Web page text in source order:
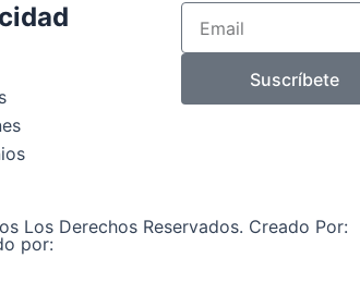
Suscríbete
Los Derechos Reservados. Creado Por:
por: